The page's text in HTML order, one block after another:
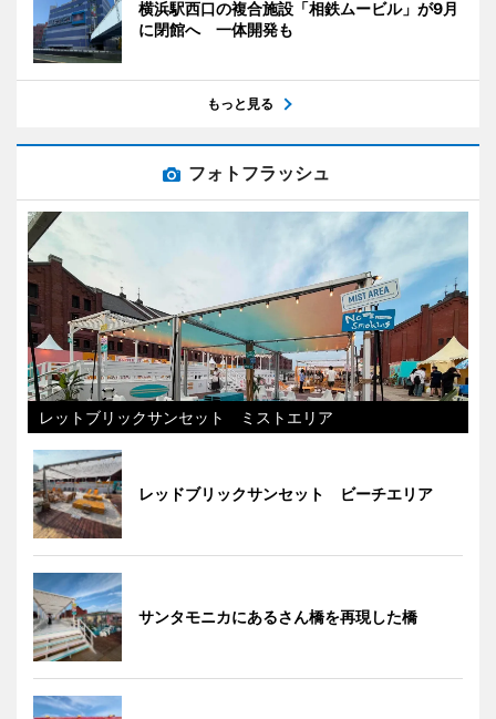
横浜駅西口の複合施設「相鉄ムービル」が9月
に閉館へ 一体開発も
もっと見る
フォトフラッシュ
レットブリックサンセット ミストエリア
レッドブリックサンセット ビーチエリア
サンタモニカにあるさん橋を再現した橋